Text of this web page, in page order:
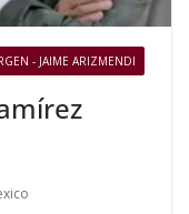
- JAIME ARIZMENDI